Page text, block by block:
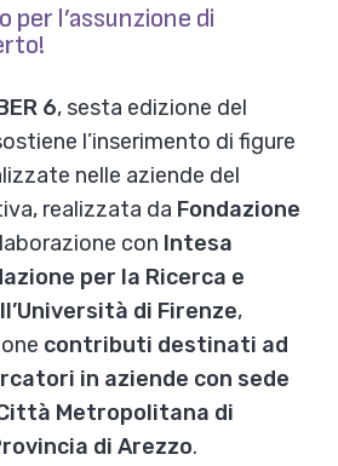
per l’assunzione di
6, sesta edizione del
l’inserimento di figure
nelle aziende del
realizzata da Fondazione
con Intesa
per la Ricerca e
di Firenze,
contributi destinati ad
in aziende con sede
Metropolitana di
di Arezzo.